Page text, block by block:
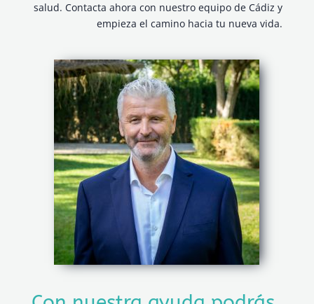
salud. Contacta ahora con nuestro equipo de Cádiz y
empieza el camino hacia tu nueva vida.